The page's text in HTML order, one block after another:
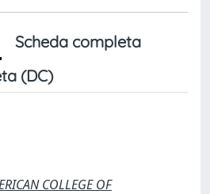
Scheda completa
(DC)
COLLEGE OF